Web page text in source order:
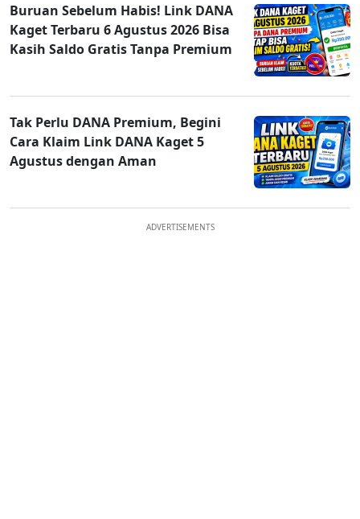
Buruan Sebelum Habis! Link DANA
Kaget Terbaru 6 Agustus 2026 Bisa
Kasih Saldo Gratis Tanpa Premium
Tak Perlu DANA Premium, Begini
Cara Klaim Link DANA Kaget 5
Agustus dengan Aman
ADVERTISEMENTS